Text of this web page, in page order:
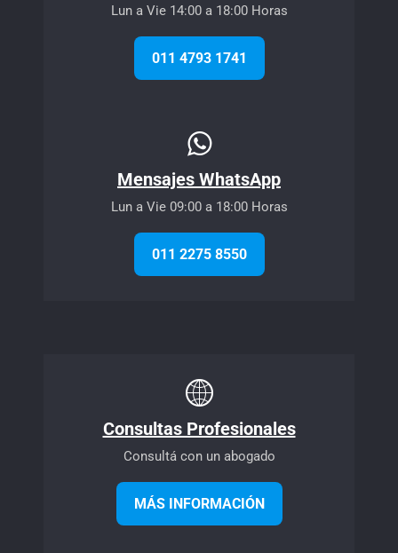
Lun a Vie 14:00 a 18:00 Horas
011 4793 1741
Mensajes WhatsApp
Lun a Vie 09:00 a 18:00 Horas
011 2275 8550
Consultas Profesionales
Consultá con un abogado
MÁS INFORMACIÓN